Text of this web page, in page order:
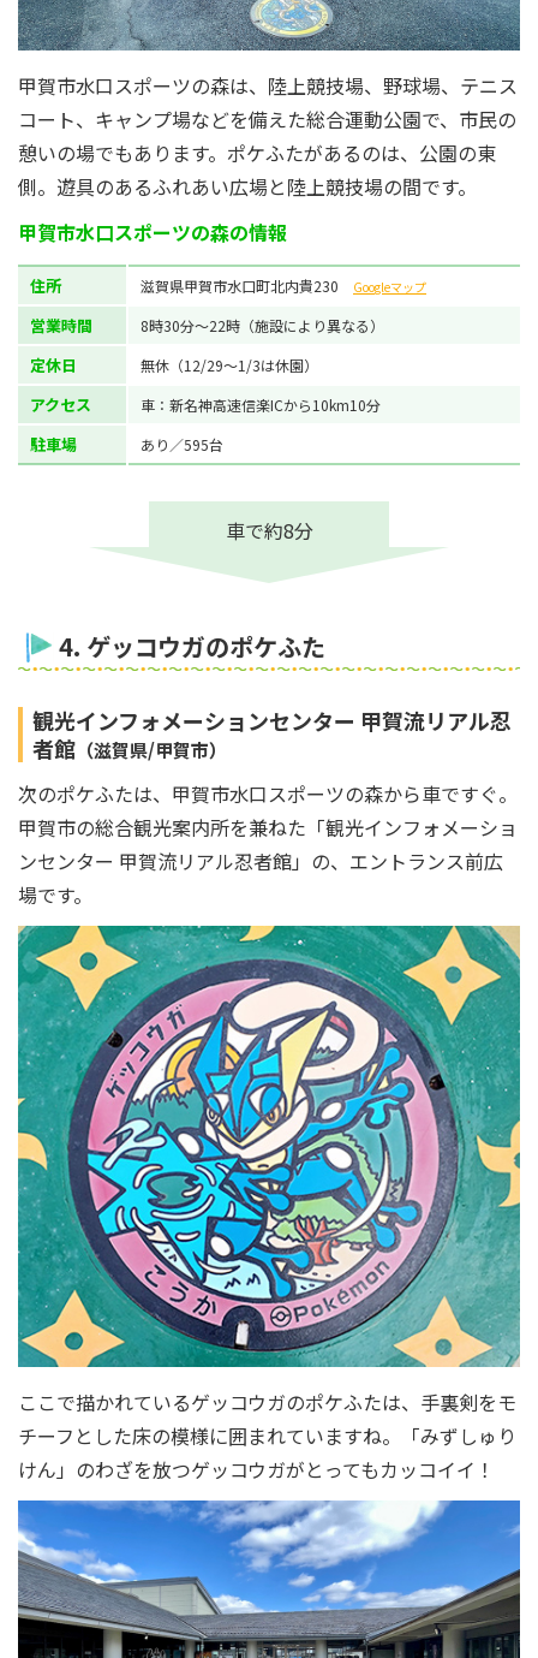
甲賀市水口スポーツの森は、陸上競技場、野球場、テニス
コート、キャンプ場などを備えた総合運動公園で、市民の
憩いの場でもあります。ポケふたがあるのは、公園の東
側。遊具のあるふれあい広場と陸上競技場の間です。
甲賀市水口スポーツの森の情報
住所 滋賀県甲賀市水口町北内貴230 Googleマップ
営業時間 8時30分〜22時（施設により異なる）
定休日 無休（12/29〜1/3は休園）
アクセス 車：新名神高速信楽ICから10km10分
駐車場 あり／595台
車で約8分
4. ゲッコウガのポケふた
観光インフォメーションセンター 甲賀流リアル忍
者館 （滋賀県/甲賀市）
次のポケふたは、甲賀市水口スポーツの森から車ですぐ。
甲賀市の総合観光案内所を兼ねた「観光インフォメーショ
ンセンター 甲賀流リアル忍者館」の、エントランス前広
場です。
ここで描かれているゲッコウガのポケふたは、手裏剣をモ
チーフとした床の模様に囲まれていますね。「みずしゅり
けん」のわざを放つゲッコウガがとってもカッコイイ！